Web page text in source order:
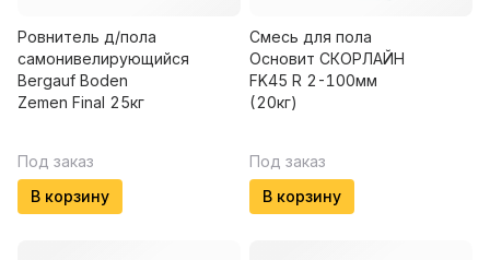
Ровнитель д/пола
самонивелирующийся
Bergauf Boden
Zemen Final 25кг
Под заказ
В корзину
Смесь для пола
Основит СКОРЛАЙН
FK45 R 2-100мм
(20кг)
Под заказ
В корзину